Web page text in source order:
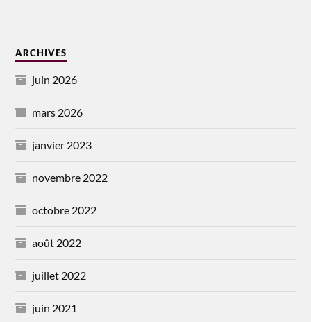
ARCHIVES
juin 2026
mars 2026
janvier 2023
novembre 2022
octobre 2022
août 2022
juillet 2022
juin 2021